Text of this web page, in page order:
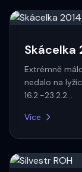
Skácelka
Extrémně
nedalo na
16.2.-23.2.2…
Více